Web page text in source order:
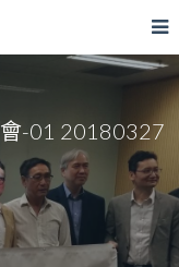
-01 20180327